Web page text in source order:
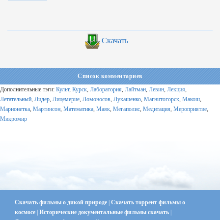
Скачать
Список комментариев
Дополнительные тэги: Культ, Курск, Лаборатория, Лайтман, Левин, Лекция,
Летательный, Лидер, Лицемерие, Ломоносов, Лукашенко, Магнитогорск, Макош,
Марионетка, Мартинсон, Математика, Маяк, Мегаполис, Медитация, Мероприятие,
Микромир
Скачать фильмы о дикой природе Скачать торрент фильмы о
космосе Исторические документальные фильмы скачать